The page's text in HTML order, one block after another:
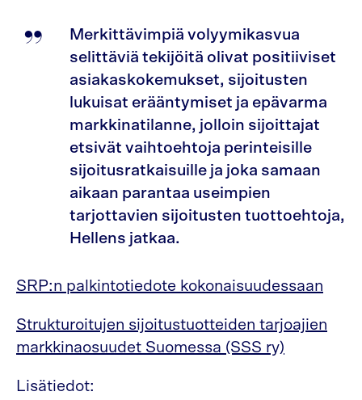
Merkittävimpiä volyymikasvua
selittäviä tekijöitä olivat positiiviset
asiakaskokemukset, sijoitusten
lukuisat erääntymiset ja epävarma
markkinatilanne, jolloin sijoittajat
etsivät vaihtoehtoja perinteisille
sijoitusratkaisuille ja joka samaan
aikaan parantaa useimpien
tarjottavien sijoitusten tuottoehtoja,
Hellens jatkaa.
SRP:n palkintotiedote kokonaisuudessaan
Strukturoitujen sijoitustuotteiden tarjoajien
markkinaosuudet Suomessa (SSS ry)
Lisätiedot: